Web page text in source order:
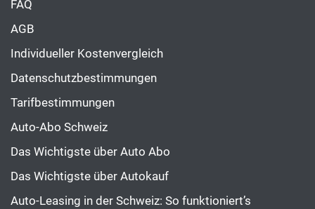
FAQ
AGB
Individueller Kostenvergleich
Datenschutzbestimmungen
Tarifbestimmungen
Auto-Abo Schweiz
Das Wichtigste über Auto Abo
Das Wichtigste über Autokauf
Auto-Leasing in der Schweiz: So funktioniert’s